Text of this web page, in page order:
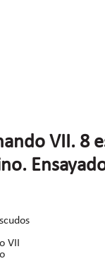
VII. 8
VII